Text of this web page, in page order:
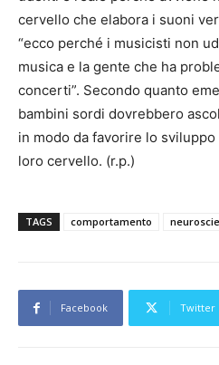
cervello che elabora i suoni
“ecco perché i musicisti non
musica e la gente che ha
concerti”. Secondo quanto
bambini sordi dovrebbero
in modo da favorire lo
loro cervello. (r.p.)
TAGS comportamento
Facebook Twitter